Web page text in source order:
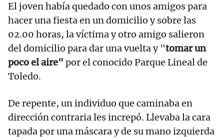
El joven había quedado con unos amigos para
hacer una fiesta en un domicilio y sobre las
02.00 horas, la víctima y otro amigo salieron
del domicilio para dar una vuelta y "tomar un
poco el aire" por el conocido Parque Lineal de
Toledo.
De repente, un individuo que caminaba en
dirección contraria les increpó. Llevaba la cara
tapada por una máscara y de su mano izquierda